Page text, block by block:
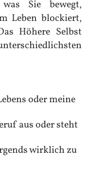
Sie bewegt,
Leben blockiert,
Höhere Selbst
oder meine
aus oder steht
wirklich zu